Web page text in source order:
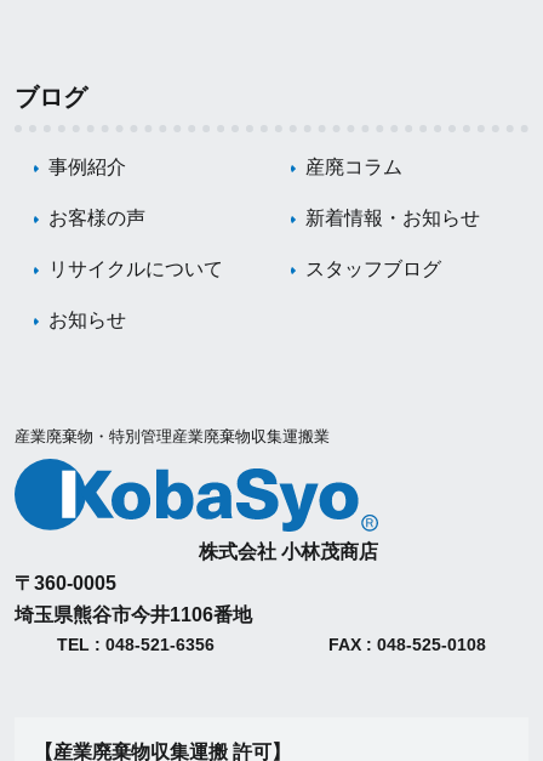
ブログ
事例紹介 産廃コラム
お客様の声 新着情報・お知らせ
リサイクルについて スタッフブログ
お知らせ
産業廃棄物・特別管理産業廃棄物収集運搬業
株式会社 小林茂商店
〒360-0005
埼玉県熊谷市今井1106番地
TEL : 048-521-6356 FAX : 048-525-0108
【産業廃棄物収集運搬 許可】